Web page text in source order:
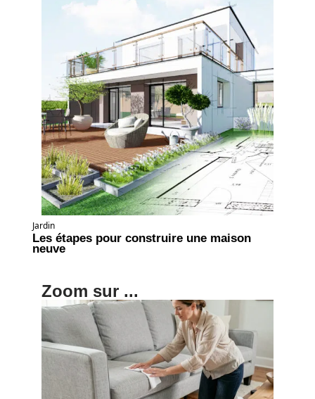
Jardin
Les étapes pour construire une maison
neuve
Zoom sur ...